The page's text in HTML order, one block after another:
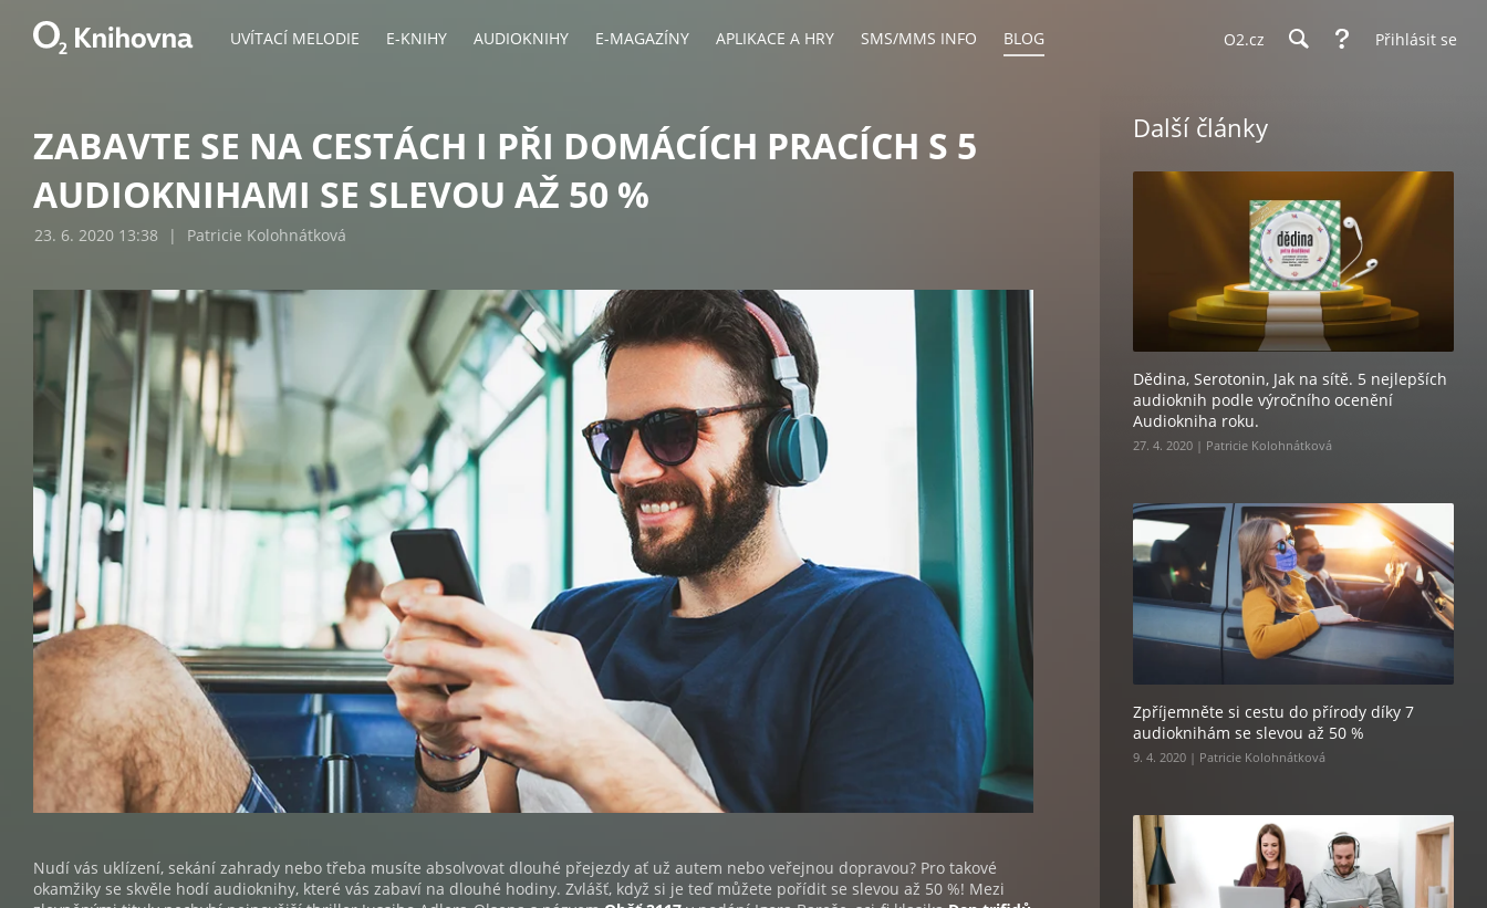
UVÍTACÍ MELODIE E-KNIHY AUDIOKNIHY E-MAGAZÍNY APLIKACE A HRY SMS/MMS INFO BLOG O2.cz Přihlásit se
ZABAVTE SE NA CESTÁCH I PŘI DOMÁCÍCH PRACÍCH S 5
AUDIOKNIHAMI SE SLEVOU AŽ 50 %
23. 6. 2020 13:38 | Patricie Kolohnátková
Nudí vás uklízení, sekání zahrady nebo třeba musíte absolvovat dlouhé přejezdy ať už autem nebo veřejnou dopravou? Pro takové
okamžiky se skvěle hodí audioknihy, které vás zabaví na dlouhé hodiny. Zvlášť, když si je teď můžete pořídit se slevou až 50 %! Mezi
Další články
Dědina, Serotonin, Jak na sítě. 5 nejlepších
audioknih podle výročního ocenění
Audiokniha roku.
27. 4. 2020 | Patricie Kolohnátková
Zpříjemněte si cestu do přírody díky 7
audioknihám se slevou až 50 %
9. 4. 2020 | Patricie Kolohnátková